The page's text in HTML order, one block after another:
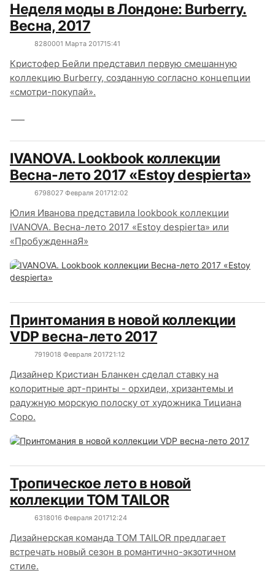
Неделя моды в Лондоне: Burberry.
Весна, 2017
8280001 Марта 201715:41
Кристофер Бейли представил первую смешанную
коллекцию Burberry, созданную согласно концепции
«смотри-покупай».
IVANOVA. Lookbook коллекции
Весна-лето 2017 «Estoy despierta»
6798027 Февраля 201712:02
Юлия Иванова представила lookbook коллекции
IVANOVA. Весна-лето 2017 «Estoy despierta» или
«ПробужденнаЯ»
Принтомания в новой коллекции
VDP весна-лето 2017
7919018 Февраля 201721:12
Дизайнер Кристиан Бланкен сделал ставку на
колоритные арт-принты - орхидеи, хризантемы и
радужную морскую полоску от художника Тициана
Соро.
Тропическое лето в новой
коллекции TOM TAILOR
6318016 Февраля 201712:24
Дизайнерская команда TOM TAILOR предлагает
встречать новый сезон в романтично-экзотичном
стиле.